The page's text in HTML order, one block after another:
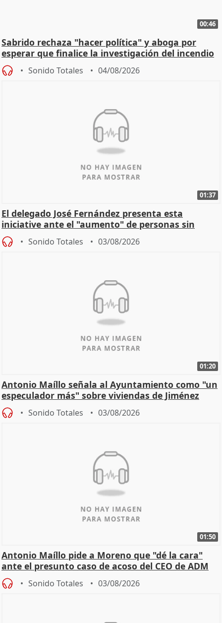
00:46
Sabrido rechaza "hacer política" y aboga por
esperar que finalice la investigación del incendio
Sonido Totales 04/08/2026
01:37
El delegado José Fernández presenta esta
iniciative ante el "aumento" de personas sin
hogar en Madri
Sonido Totales 03/08/2026
01:20
Antonio Maíllo señala al Ayuntamiento como "un
especulador más" sobre viviendas de Jiménez
Becerril
Sonido Totales 03/08/2026
01:50
Antonio Maíllo pide a Moreno que "dé la cara"
ante el presunto caso de acoso del CEO de ADM
Sonido Totales 03/08/2026